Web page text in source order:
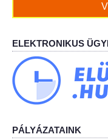
Múló Évek
Katolikus
Bölcskei
Bölcskei
Bölcskei
ELEKTRONIKUS
PÁLYÁZATAINK